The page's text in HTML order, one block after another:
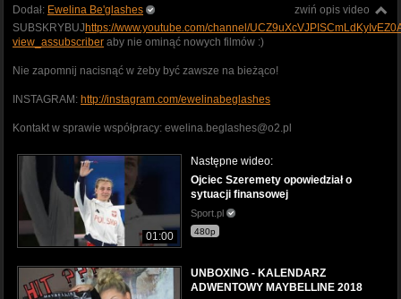
zwiń opis video
Dodał: Ewelina Be'glashes
SUBSKRYBUJhttps://www.youtube.com/channel/
view_assubscriber aby nie ominąć nowych filmów :)
Nie zapomnij nacisnąć w żeby być zawsze na bieżąco!
INSTAGRAM: http://instagram.com/ewelinabeglashes
Kontakt w sprawie współpracy: ewelina.beglashes@o2.pl
01:00
Następne wideo:
Ojciec Szeremety opowiedział o
sytuacji finansowej
Sport.pl
480p
UNBOXING - KALENDARZ
ADWENTOWY MAYBELLINE 2018